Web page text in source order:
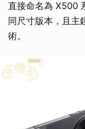
直接命名為 X500
同尺寸版本，且主
術。